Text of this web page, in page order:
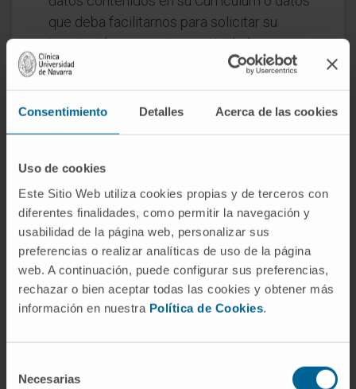
Consentimiento Detalles Acerca de las cookies
Uso de cookies
Este Sitio Web utiliza cookies propias y de terceros con
diferentes finalidades, como permitir la navegación y
usabilidad de la página web, personalizar sus
preferencias o realizar analíticas de uso de la página
web. A continuación, puede configurar sus preferencias,
rechazar o bien aceptar todas las cookies y obtener más
información en nuestra Política de Cookies.
Necesarias
que deba facilitarnos para solicitar su
inscripción en nuestras actividades
docentes).
Datos de características personales o
circunstancias sociales
(p.ej., fecha de
nacimiento).
bienes y servicios
bancaria o de tarjeta bancaria para el pago
de servicios o datos de transacciones o
pagos realizadas).
Datos de navegación(p.ej., datos de uso de
la página web de CUN).
Datos de salud
. Exclusivamente en aquellos
datos de salud a través de los canales